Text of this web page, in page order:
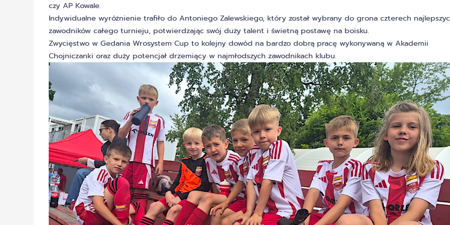
czy AP Kowale.
Indywidualne wyróżnienie trafiło do Antoniego Zalewskiego, który został wybrany do grona czterech
zawodników całego turnieju, potwierdzając swój duży talent i świetną postawę na boisku.
Zwycięstwo w Gedania Wrosystem Cup to kolejny dowód na bardzo dobrą pracę wykonywaną w Akademii
Chojniczanki oraz duży potencjał drzemiący w najmłodszych zawodnikach klubu.